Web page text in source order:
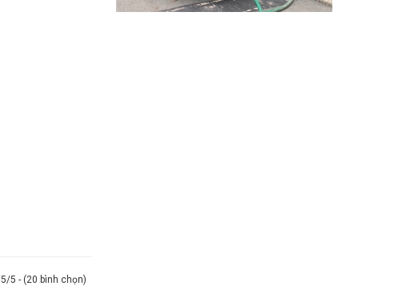
5/5 - (20 bình chọn)